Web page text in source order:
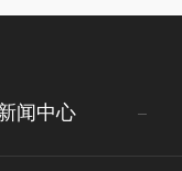
闻中心